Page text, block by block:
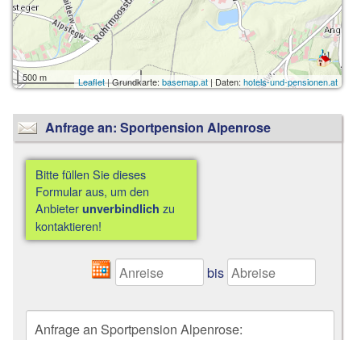
500 m Leaflet| Grundkarte: basemap.at| Daten: hotels-und-pensionen.at
Anfrage an: Sportpension Alpenrose
Bitte füllen Sie dieses
Formular aus, um den
Anbieterunverbindlich zu
kontaktieren!
bis